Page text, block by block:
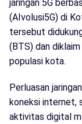
jaringan 5G
(AIvolusi5G) di
tersebut
(BTS) dan
populasi kota.
Perluasan
koneksi internet,
aktivitas digital